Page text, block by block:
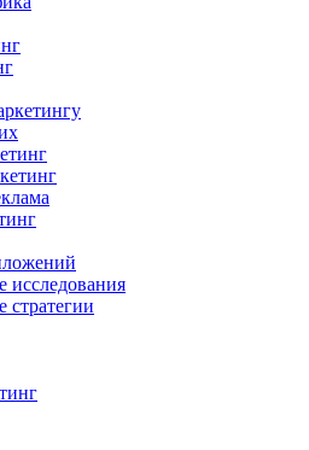
исследования
стратегии